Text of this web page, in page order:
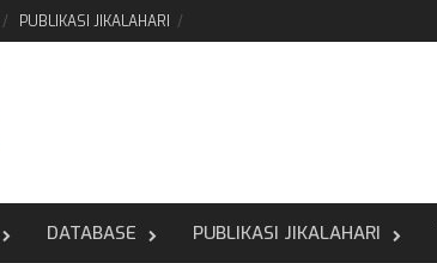
PUBLIKASI JIKALAHARI
DATABASE PUBLIKASI JIKALAHARI